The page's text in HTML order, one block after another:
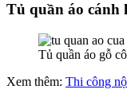
Tủ quần áo cánh
Tủ quần áo gỗ
Xem thêm: Thi công